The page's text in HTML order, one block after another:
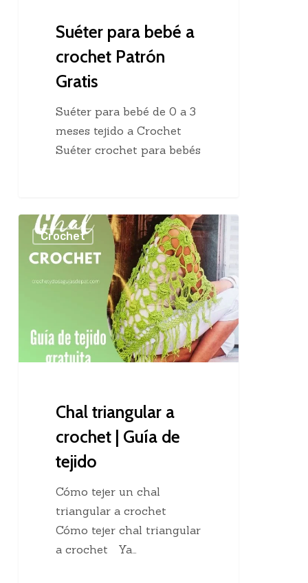
Suéter para bebé a
crochet Patrón
Gratis
Suéter para bebé de 0 a 3
meses tejido a Crochet
Suéter crochet para bebés
Chal
triangular
crochet
tejido
Crochet
Chal triangular a
crochet | Guía de
tejido
Cómo tejer un chal
triangular a crochet
Cómo tejer chal triangular
a crochet Ya…